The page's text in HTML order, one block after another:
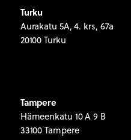
Turku
Aurakatu 5A, 4. krs, 67a
20100 Turku
Tampere
Hämeenkatu 10 A 9 B
33100 Tampere